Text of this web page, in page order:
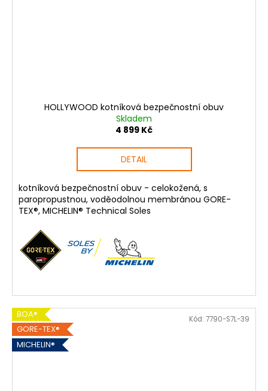
HOLLYWOOD kotníková bezpečnostní obuv
Skladem
4 899 Kč
DETAIL
kotníková bezpečnostní obuv - celokožená, s
paropropustnou, voděodolnou membránou GORE-
TEX®, MICHELIN® Technical Soles
BOA®
GORE-TEX®
MICHELIN®
Kód: 7790-S7L-39